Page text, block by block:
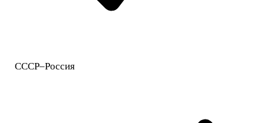
СССР–Россия